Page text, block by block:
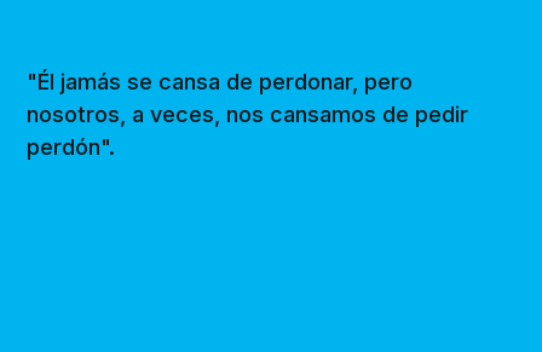
"Él jamás se cansa de perdonar, pero
nosotros, a veces, nos cansamos de pedir
perdón".